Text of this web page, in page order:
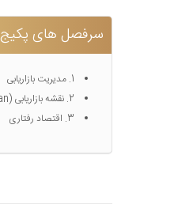
سرفصل های پکیج
1. مدیریت بازاریابی
2. نقشه بازاریابی (Marketing Plan)
3. اقتصاد رفتاری